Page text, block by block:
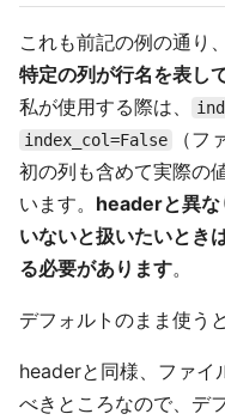
これも前記の例の通り
特定の列が行名を表し
私が使用する際は、
index_col=False
（
初の列も含めて実際の
います。 headerと異な
いないと扱いたいとき
る必要があります。
デフォルトのまま使う
headerと同様、ファイ
べきところなので、デ